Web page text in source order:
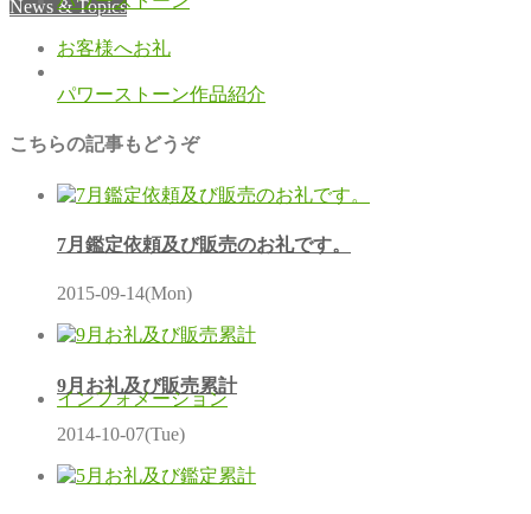
インフォメーション
News & Topics
お客様へお礼
パワーストーン作品紹介
こちらの記事もどうぞ
7月鑑定依頼及び販売のお礼です。
2015-09-14(Mon)
9月お礼及び販売累計
2014-10-07(Tue)